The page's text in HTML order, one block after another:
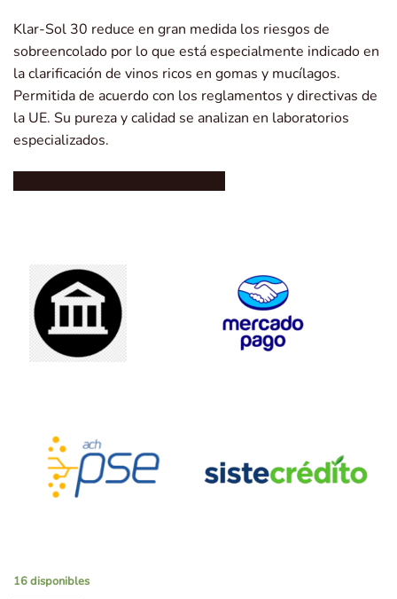
Klar-Sol 30 reduce en gran medida los riesgos de
sobreencolado por lo que está especialmente indicado en
la clarificación de vinos ricos en gomas y mucílagos.
Permitida de acuerdo con los reglamentos y directivas de
la UE. Su pureza y calidad se analizan en laboratorios
especializados.
16 disponibles